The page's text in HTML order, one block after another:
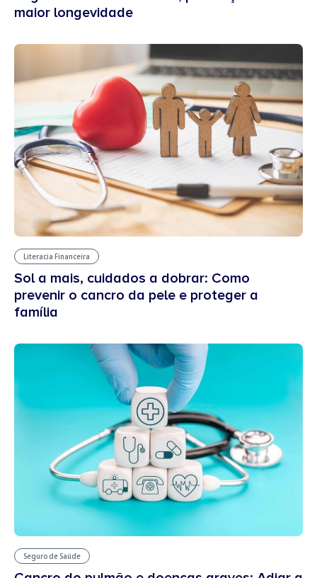
maior longevidade
Literacia Financeira
Sol a mais, cuidados a dobrar: Como
prevenir o cancro da pele e proteger a
família
Seguro de Saúde